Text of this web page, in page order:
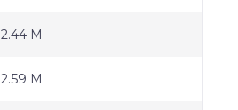
2.44 M
2.59 M